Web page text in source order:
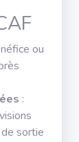
ou
:
sortie